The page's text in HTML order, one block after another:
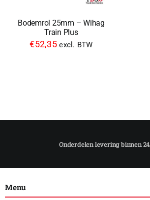
Bodemrol 25mm – Wihag
Train Plus
€52,35 excl. BTW
Menu